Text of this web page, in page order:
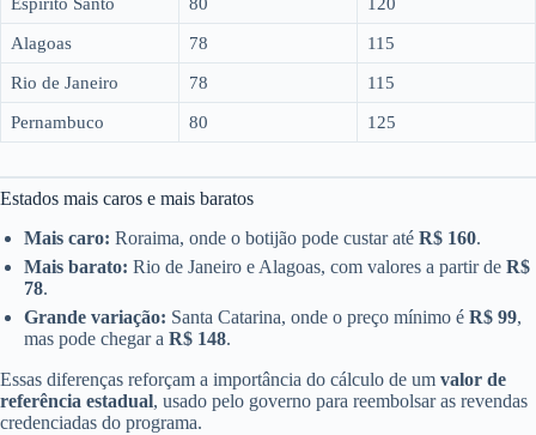
Alagoas
78
115
Rio de Janeiro
78
115
Pernambuco
80 125
Estados mais caros e mais baratos
Mais caro: Roraima, onde o botijão pode custar até R$ 160.
Mais barato: Rio de Janeiro e Alagoas, com valores a partir de R$
78.
Grande variação: Santa Catarina, onde o preço mínimo é R$ 99,
mas pode chegar a R$ 148.
Essas diferenças reforçam a importância do cálculo de um valor de
referência estadual, usado pelo governo para reembolsar as revendas
credenciadas do programa.